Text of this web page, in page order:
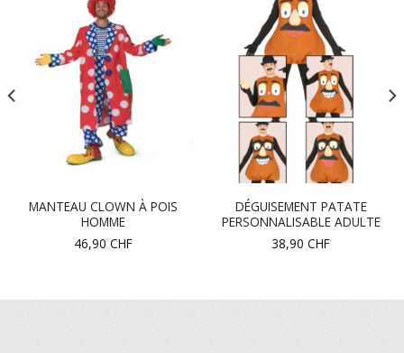
MANTEAU CLOWN À POIS
HOMME
46,90 CHF
DÉGUISEMENT PATATE
PERSONNALISABLE ADULTE
38,90 CHF